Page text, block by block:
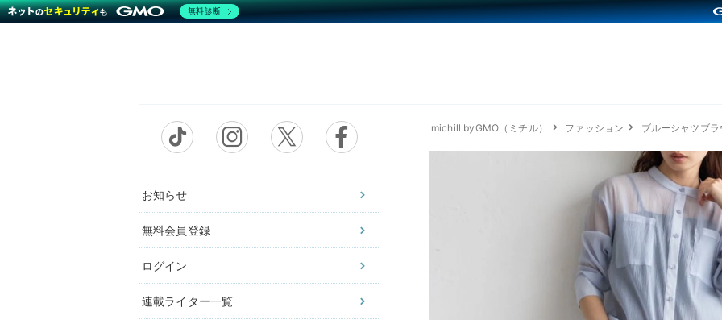
お知らせ
無料会員登録
ログイン
連載ライター一覧
michill byGMO（ミチル） ファッション ブルーシャツブ
無料診断